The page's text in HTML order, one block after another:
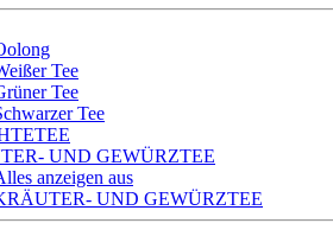
Tee
Tee
Tee
UND GEWÜRZTEE
anzeigen aus
UND GEWÜRZTEE